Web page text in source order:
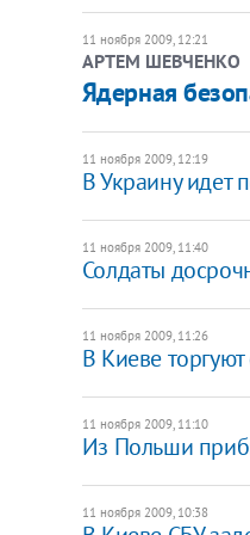
11 ноября 2009, 12:21
АРТЕМ ШЕВЧЕНКО
Ядерная
11 ноября 2009, 12:19
В Украину идет
11 ноября 2009, 11:40
Солдаты
11 ноября 2009, 11:26
В Киеве
11 ноября 2009, 11:10
Из Польши
11 ноября 2009, 10:38